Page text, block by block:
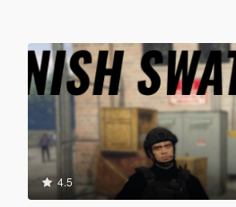
4.5